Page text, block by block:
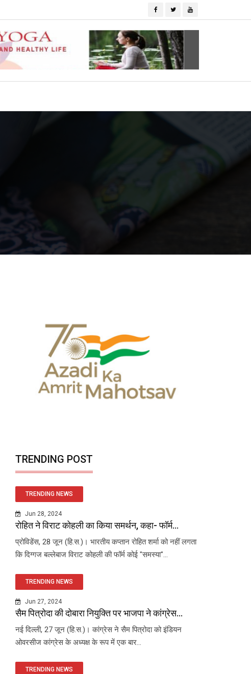
TRENDING POST
TRENDING NEWS
Jun 28, 2024
रोहित ने विराट कोहली का किया समर्थन, कहा- फॉर्म...
प्रोविडेंस, 28 जून (हि.स.)। भारतीय कप्तान रोहित शर्मा को नहीं लगता
कि दिग्गज बल्लेबाज विराट कोहली की फॉर्म कोई "समस्या"...
TRENDING NEWS
Jun 27, 2024
सैम पित्रोदा की दोबारा नियुक्ति पर भाजपा ने कांग्रेस...
नई दिल्ली, 27 जून (हि.स.)। कांग्रेस ने सैम पित्रोदा को इंडियन
ओवरसीज कांग्रेस के अध्यक्ष के रूप में एक बार...
TRENDING NEWS